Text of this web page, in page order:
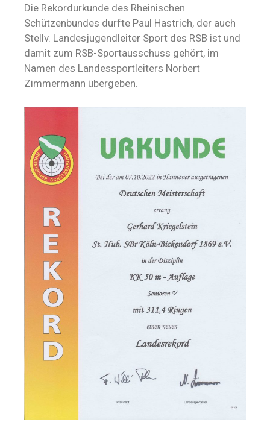
Die Rekordurkunde des Rheinischen
Schützenbundes durfte Paul Hastrich, der auch
Stellv. Landesjugendleiter Sport des RSB ist und
damit zum RSB-Sportausschuss gehört, im
Namen des Landessportleiters Norbert
Zimmermann übergeben.